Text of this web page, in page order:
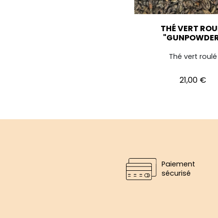
THÉ VERT
Thé vert roulé
Prix
21,00 €
Paiement
sécurisé